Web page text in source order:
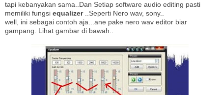
tapi kebanyakan sama..Dan Setiap software audio editing pasti
memiliki fungsi equalizer
..Seperti Nero wav, sony..
well, ini sebagai contoh aja...ane pake nero wav editor biar
gampang. Lihat gambar di bawah..